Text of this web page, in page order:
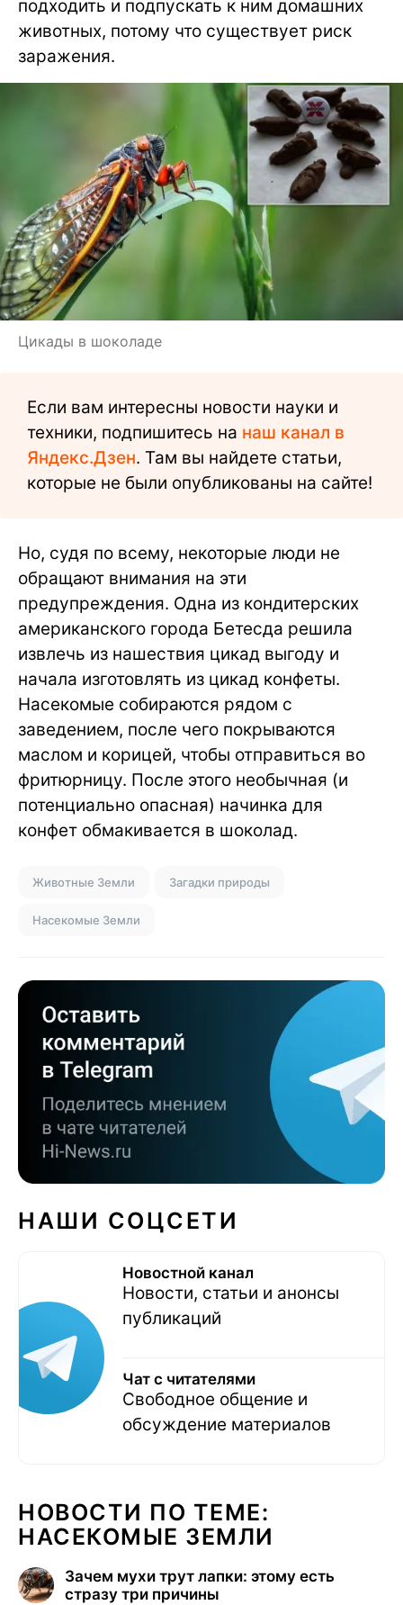
подходить и подпускать к ним домашних
животных, потому что существует риск
заражения.
Цикады в шоколаде
Если вам интересны новости науки и
техники, подпишитесь на наш канал в
Яндекс.Дзен. Там вы найдете статьи,
которые не были опубликованы на сайте!
Но, судя по всему, некоторые люди не
обращают внимания на эти
предупреждения. Одна из кондитерских
американского города Бетесда решила
извлечь из нашествия цикад выгоду и
начала изготовлять из цикад конфеты.
Насекомые собираются рядом с
заведением, после чего покрываются
маслом и корицей, чтобы отправиться во
фритюрницу. После этого необычная (и
потенциально опасная) начинка для
конфет обмакивается в шоколад.
Животные Земли Загадки природы
Насекомые Земли
НАШИ СОЦСЕТИ
Новостной канал
Новости, статьи и анонсы
публикаций
Чат с читателями
Свободное общение и
обсуждение материалов
НОВОСТИ ПО ТЕМЕ:
НАСЕКОМЫЕ ЗЕМЛИ
Зачем мухи трут лапки: этому есть
стразу три причины